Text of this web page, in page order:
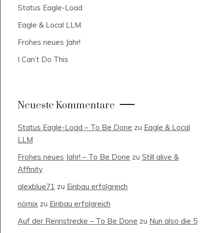
Status Eagle-Load
Eagle & Local LLM
Frohes neues Jahr!
I Can’t Do This
Neueste Kommentare
Status Eagle-Load – To Be Done zu Eagle & Local
LLM
Frohes neues Jahr! – To Be Done zu Still alive &
Affinity
alexblue71 zu Einbau erfolgreich
nömix zu Einbau erfolgreich
Auf der Rennstrecke – To Be Done zu Nun also die 5